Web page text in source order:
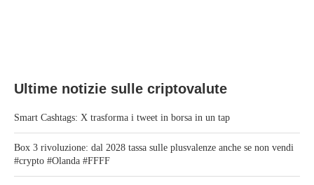
Ultime notizie sulle criptovalute
Smart Cashtags: X trasforma i tweet in borsa in un tap
Box 3 rivoluzione: dal 2028 tassa sulle plusvalenze anche se non vendi
#crypto #Olanda #FFFF